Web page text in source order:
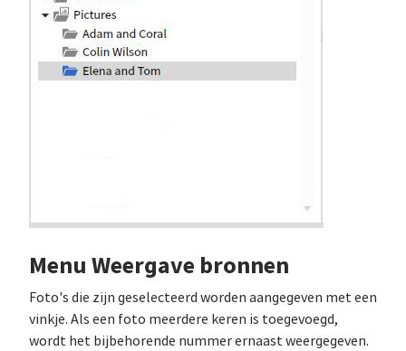
Menu Weergave bronnen
Foto's die zijn geselecteerd worden aangegeven met een
vinkje. Als een foto meerdere keren is toegevoegd,
wordt het bijbehorende nummer ernaast weergegeven.